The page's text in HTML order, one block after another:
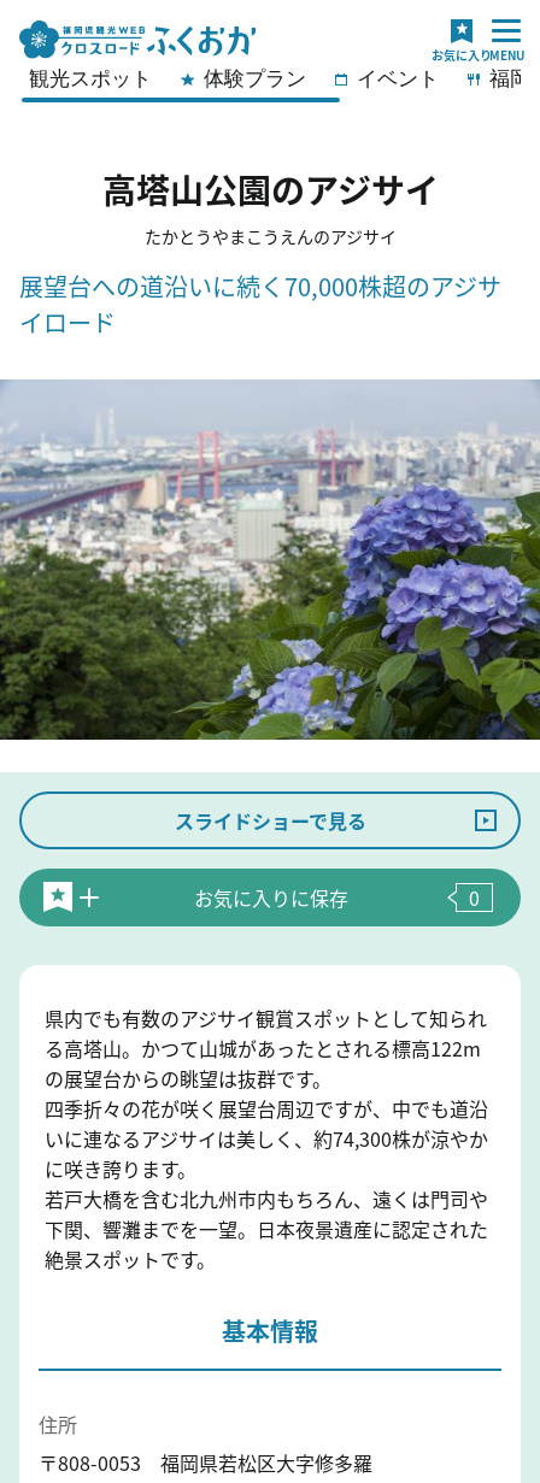
観光スポット 体験プラン イベント 福岡
高塔山公園のアジサイ
たかとうやまこうえんのアジサイ
展望台への道沿いに続く70,000株超のアジサ
イロード
スライドショーで見る
お気に入りに保存 0
県内でも有数のアジサイ観賞スポットとして知られ
る高塔山。かつて山城があったとされる標高122m
の展望台からの眺望は抜群です。
四季折々の花が咲く展望台周辺ですが、中でも道沿
いに連なるアジサイは美しく、約74,300株が涼やか
に咲き誇ります。
若戸大橋を含む北九州市内もちろん、遠くは門司や
下関、響灘までを一望。日本夜景遺産に認定された
絶景スポットです。
基本情報
住所
〒808-0053 福岡県若松区大字修多羅